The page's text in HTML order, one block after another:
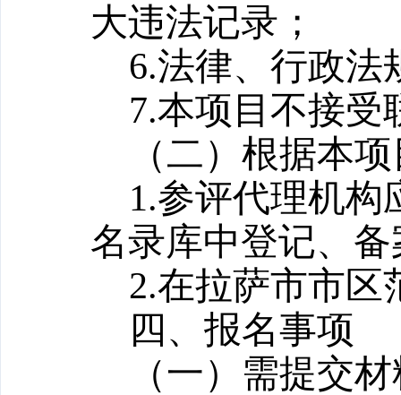
大违法记录；
6.法律、行政法
7.本项目不接受
（二）根据本
1.参评代理机构
名录库中登记、
2.在拉萨市市区
四、 报名事项
（一）需提交